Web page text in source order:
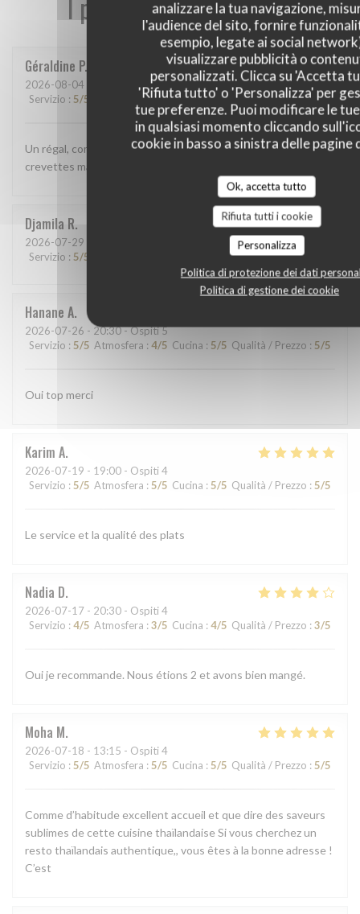
analizzare la tua navigazione,
l'audience del sito, fornire
esempio, legate ai social
visualizzare pubblicità o
personalizzati. Clicca su 'Accetta
'Rifiuta tutto' o 'Personalizza' per
tue preferenze. Puoi modificare le
in qualsiasi momento cliccando
cookie in basso a sinistra delle pagine
Ok, accetta tutto
Rifiuta tutti i cookie
Personalizza
Politica di protezione dei dati
Politica di gestione dei cookie
I pareri dei nostri clienti
Géraldine P
2026-08-04 - 12:15 - Ospiti 2
Servizio : 5/5 Atmosfera:5/5 Cucina: 5 /5 Qualità / Prezzo: 5/5
Un régal, comme d'habitude. Cette fois ci j'ai pris la salade
crevettes mangue, délicieuse!
Djamila R
2026-07-29
Servizio : 5/5 Qualità / Prezzo
Hanane A
2026-07-26 - 20:30 - Ospiti 5
Servizio : 5/5 Atmosfera : 4/5 Cucina : 5/5 Qualità / Prezzo : 5/5
Oui top merci
Karim A
2026-07-19 - 19:00 - Ospiti 4
Servizio : 5/5 Atmosfera :5/5 Cucina : 5/5 Qualità / Prezzo : 5/5
Le service et la qualité des plats
Nadia D
2026-07-17 - 20:30 - Ospiti 4
Servizio : 4/5 Atmosfera : 3/5 Cucina : 4/5 Qualità / Prezzo : 3/5
Oui je recommande. Nous étions 2 et avons bien mangé.
Moha M
2026-07-18 - 13:15 - Ospiti 4
Servizio : 5/5 Atmosfera : 5/5 Cucina : 5/5 Qualità / Prezzo : 5/5
Comme d’habitude excellent accueil et que dire des saveurs
sublimes de cette cuisine thaïlandaise Si vous cherchez un
resto thaïlandais authentique,, vous êtes à la bonne adresse !
C’est